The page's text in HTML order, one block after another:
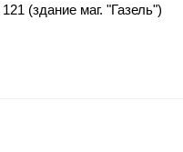
(здание маг. "Газель")